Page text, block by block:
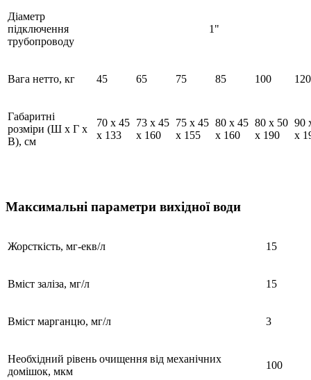
Діаметр
підключення
трубопроводу
1"
Вага нетто, кг 45 65 75 85 100 120
Габаритні
розміри (Ш х Г х
В), см
70 х 45
х 133
73 х 45
х 160
75 х 45
х 155
80 х 45
х 160
80 х 50
х 190
90
х
Максимальні параметри вихідної води
Жорсткість, мг-екв/л 15
Вміст заліза, мг/л 15
Вміст марганцю, мг/л 3
Необхідний рівень очищення від механічних
домішок, мкм
100